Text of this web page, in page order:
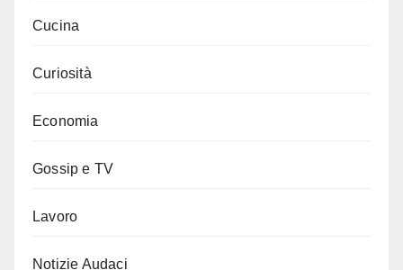
Cucina
Curiosità
Economia
Gossip e TV
Lavoro
Notizie Audaci